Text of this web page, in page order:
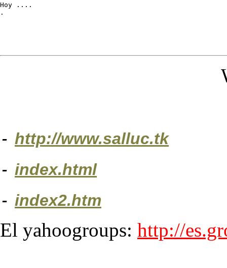
Hoy ....
.
- http://www.salluc.tk
- index.html
- index2.htm
El yahoogroups: http://